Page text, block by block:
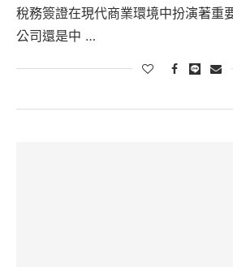
稅務簽證在現代商業環境中扮演著重
公司還是中 …